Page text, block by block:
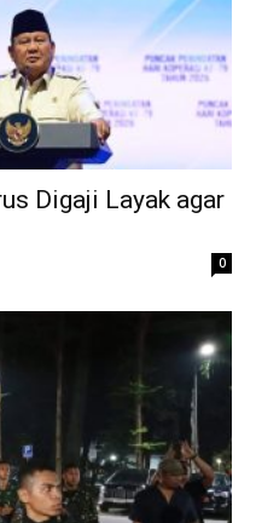
Digaji Layak agar
0